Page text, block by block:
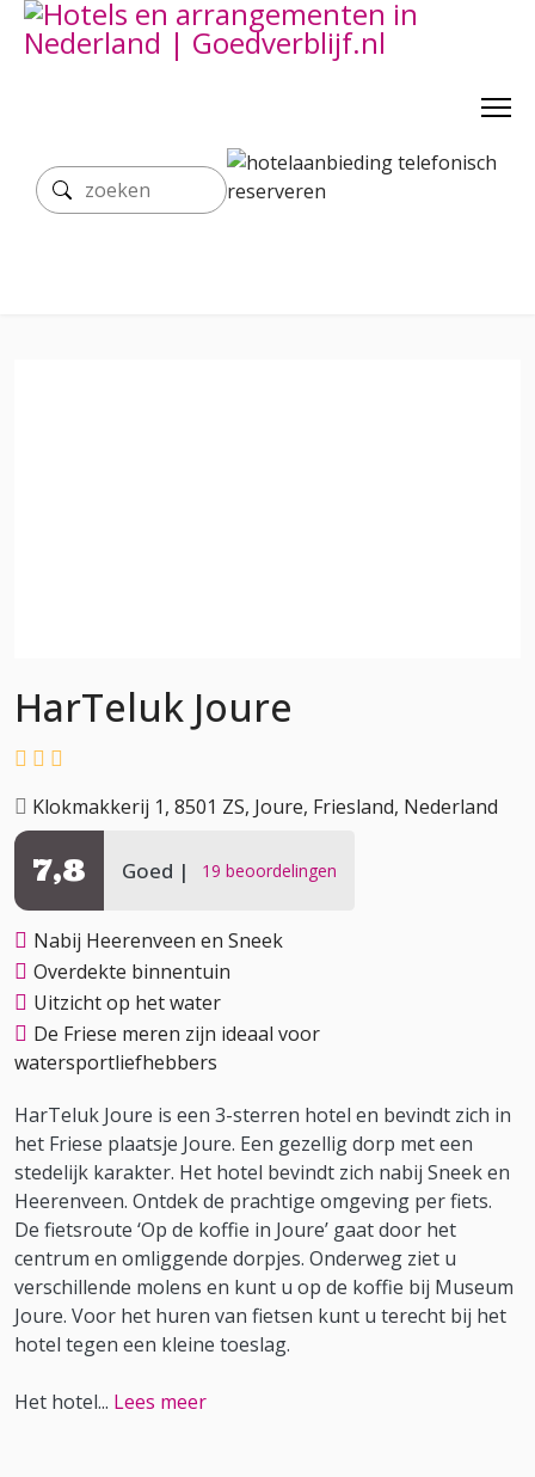
HarTeluk Joure
Klokmakkerij 1, 8501 ZS, Joure, Friesland, Nederland
Goed 19 beoordelingen
7,8
Nabij Heerenveen en Sneek
Overdekte binnentuin
Uitzicht op het water
De Friese meren zijn ideaal voor
watersportliefhebbers
HarTeluk Joure is een 3-sterren hotel en bevindt zich in
het Friese plaatsje Joure. Een gezellig dorp met een
stedelijk karakter. Het hotel bevindt zich nabij Sneek en
Heerenveen. Ontdek de prachtige omgeving per fiets.
De fietsroute ‘Op de koffie in Joure’ gaat door het
centrum en omliggende dorpjes. Onderweg ziet u
verschillende molens en kunt u op de koffie bij Museum
Joure. Voor het huren van fietsen kunt u terecht bij het
hotel tegen een kleine toeslag.
Het hotel... Lees meer